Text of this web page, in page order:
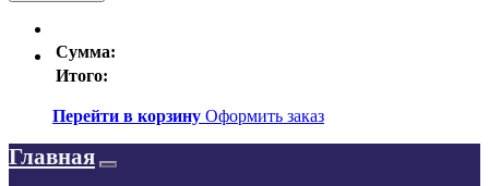
Сумма:
Итого:
Перейти в корзину Оформить заказ
Главная